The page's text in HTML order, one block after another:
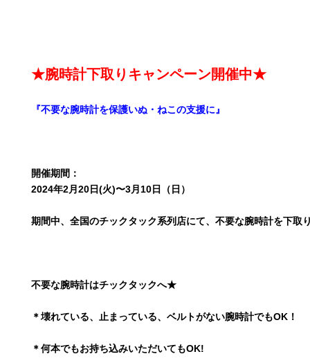
★腕時計下取りキャンペーン開催中★
『不要な腕時計を保護いぬ・ねこの支援に』
開催期間：
2024年2月20日(火)〜3月10日（日）
期間中、全国のチックタック系列店にて、不要な腕時計を下取
不要な腕時計はチックタックへ★
＊壊れている、止まっている、ベルトがない腕時計でもOK！
＊何本でもお持ち込みいただいてもOK!